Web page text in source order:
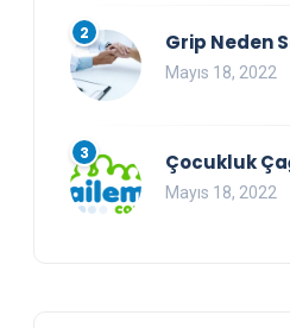
2 Grip Neden
Mayıs 18, 2022
3 Çocukluk
Mayıs 18, 2022